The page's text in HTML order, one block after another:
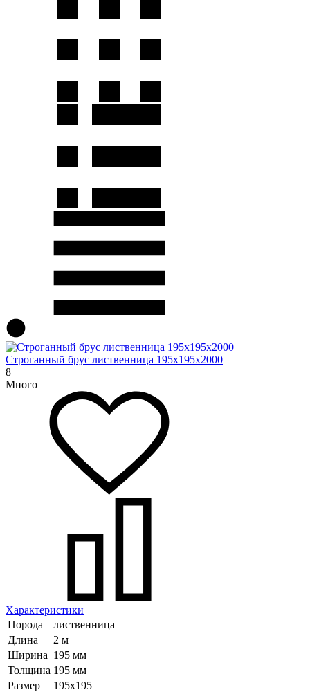
Строганный брус лиственница 195х195х2000
8
Много
Характеристики
Порода
лиственница
Длина
2 м
Ширина 195 мм
Толщина 195 мм
Размер
195х195